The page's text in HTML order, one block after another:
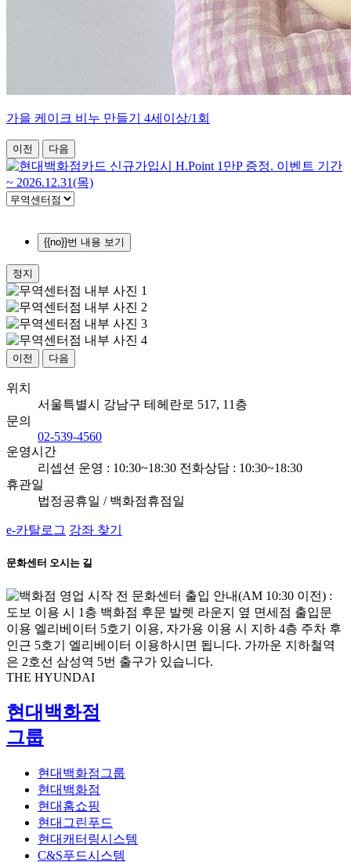
가을 케이크 비누 만들기 4세이상/1회
이전 다음
{{no}}번 내용 보기
정지
이전 다음
위치
서울특별시 강남구 테헤란로 517, 11층
문의
02-539-4560
운영시간
리셉션 운영 : 10:30~18:30 전화상담 : 10:30~18:30
휴관일
법정공휴일 / 백화점휴점일
e-카탈로그 강좌 찾기
문화센터 오시는 길
THE HYUNDAI
현대백화점
그룹
현대백화점그룹
현대백화점
현대홈쇼핑
현대그린푸드
현대캐터링시스템
C&S푸드시스템